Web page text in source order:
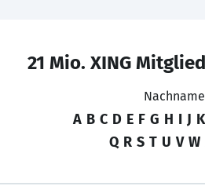
21 Mio. XING
A B C D E F G H I J K
Q R S T U V W